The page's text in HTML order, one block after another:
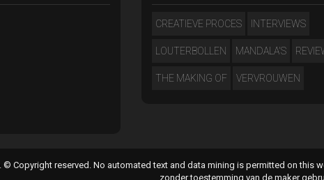
CREATIEVE PROCES INTERVIEWS
LOUTERBOLLEN MANDALA'S
THE MAKING OF VERVROUWEN
© Copyright reserved. No automated text and data mining is permitted on this
zonder toestemming van de maker